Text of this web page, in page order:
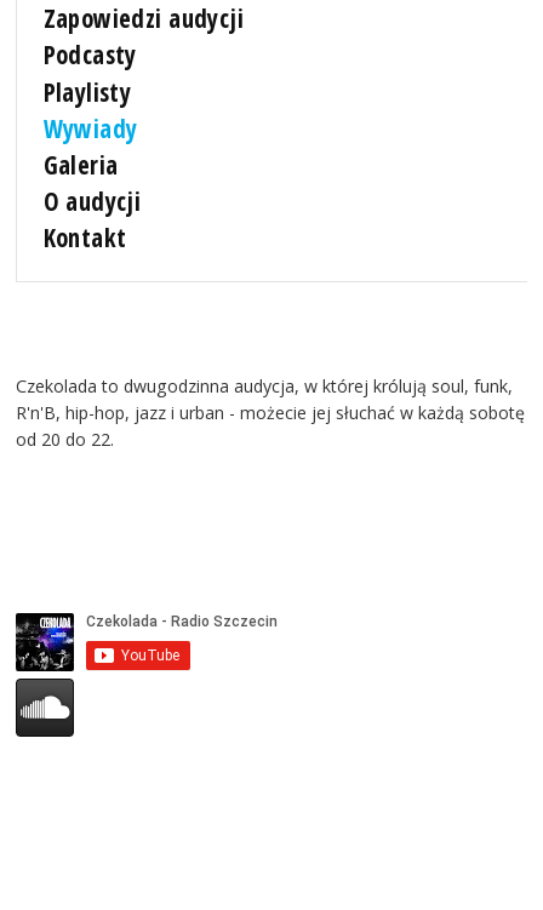
Zapowiedzi audycji
Podcasty
Playlisty
Wywiady
Galeria
O audycji
Kontakt
Czekolada to dwugodzinna audycja, w której królują soul, funk,
R'n'B, hip-hop, jazz i urban - możecie jej słuchać w każdą sobotę
od 20 do 22.